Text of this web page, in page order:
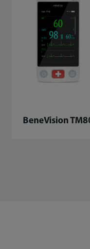
BeneVision